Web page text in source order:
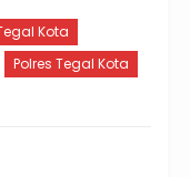
Kota
Polres Tegal Kota